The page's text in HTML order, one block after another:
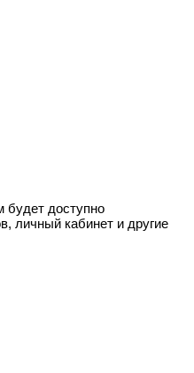
будет доступно
личный кабинет и другие